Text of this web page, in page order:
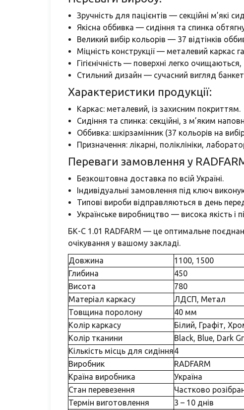
Зручність для пацієнтів — секційні м’які
Якісна оббивка — сидіння та спинка
Великий вибір кольорів — 37 відтінків
Міцність конструкції — металевий каркас
Гігієнічність — поверхні легко
Стильний дизайн — сучасний вигляд
Характеристики продукції:
Каркас: металевий, із захисним покриттям.
Сидіння та спинка: секційні, з м’яким
Оббивка: шкірзамінник (37 кольорів на
Призначення: лікарні, поліклініки,
Переваги замовлення у
Безкоштовна доставка по всій Україні.
Індивідуальні замовлення під ключ
Типові вироби відправляються в день
Українське виробництво — висока якість і
БК-С 1.01 RADFARM — це оптимальне
очікування у вашому закладі.
Довжина
1100, 1500
Глибина
450
Висота
780
Матеріал каркасу
ЛДСП, Метал
Товщина поролону
40 мм
Колір каркасу
Білий, Графіт,
Колір тканини
Black, Blue, Dark
Кількість місць для сидіння4
Виробник
RADFARM
Країна виробника
Україна
Стан перевезення
Частково
Термін виготовлення
3 – 10 днів